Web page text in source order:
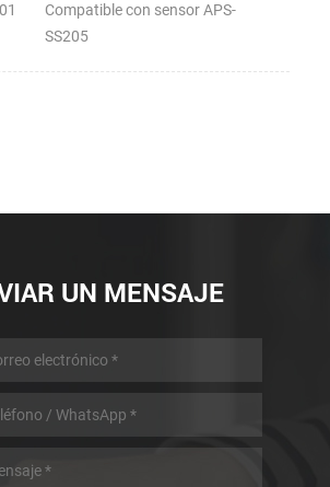
Compatible con sensor APS-
SS205
UN MENSAJE